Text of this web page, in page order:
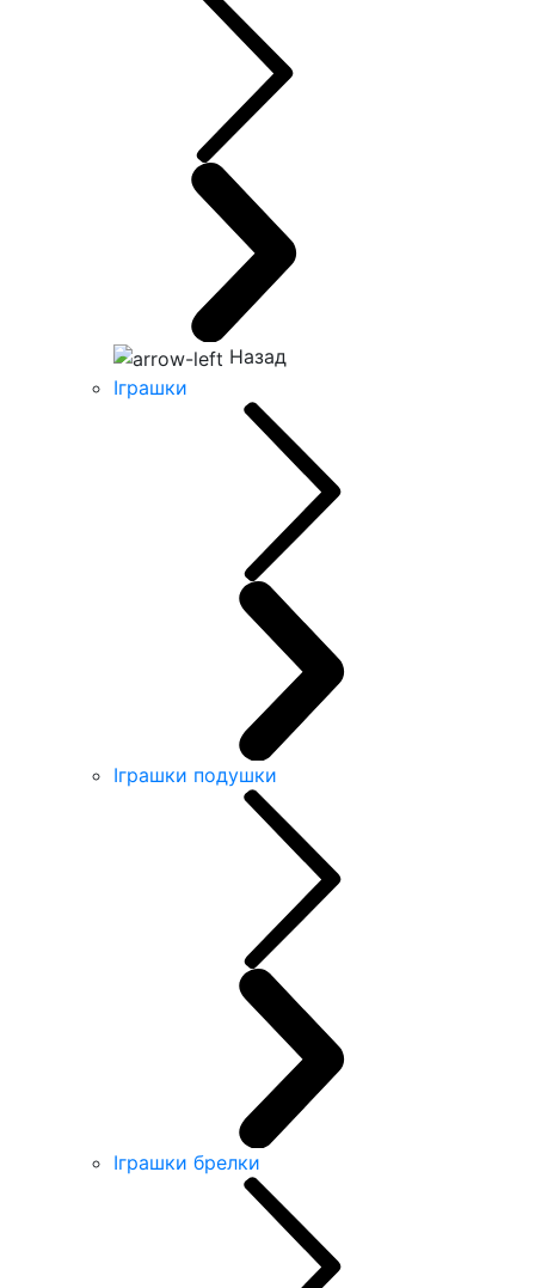
Назад
Іграшки
Іграшки подушки
Іграшки брелки